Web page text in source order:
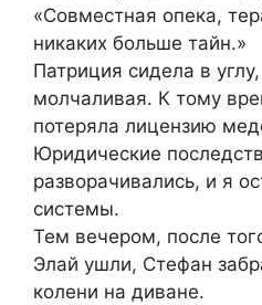
«Совместная опека,
никаких больше тайн.»
Патриция сидела в
молчаливая. К тому
потеряла лицензию
Юридические
разворачивались, и я
системы.
Тем вечером, после
Элай ушли, Стефан
колени на диване.